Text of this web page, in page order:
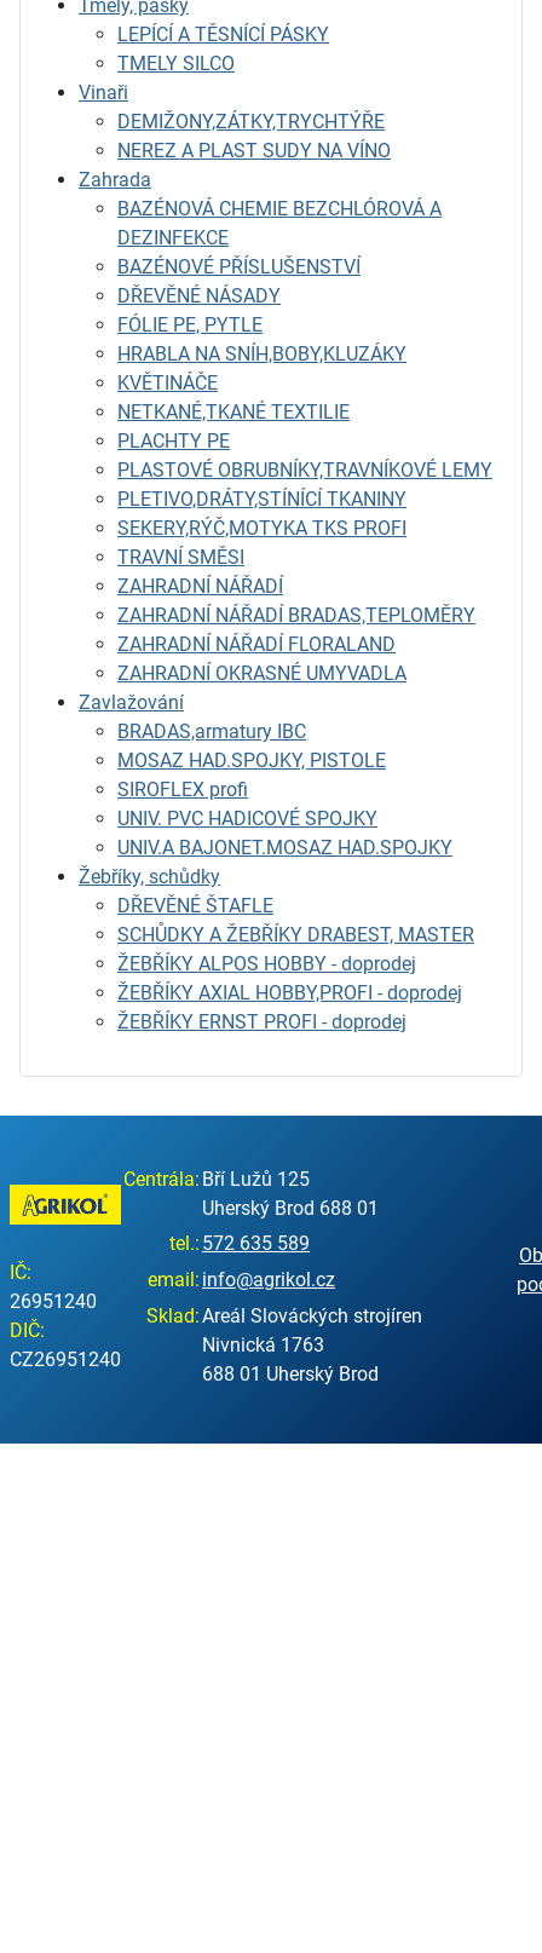
Tmely, pásky
LEPÍCÍ A TĚSNÍCÍ PÁSKY
TMELY SILCO
Vinaři
DEMIŽONY,ZÁTKY,TRYCHTÝŘE
NEREZ A PLAST SUDY NA VÍNO
Zahrada
BAZÉNOVÁ CHEMIE BEZCHLÓROVÁ A
DEZINFEKCE
BAZÉNOVÉ PŘÍSLUŠENSTVÍ
DŘEVĚNÉ NÁSADY
FÓLIE PE, PYTLE
HRABLA NA SNÍH,BOBY,KLUZÁKY
KVĚTINÁČE
NETKANÉ,TKANÉ TEXTILIE
PLACHTY PE
PLASTOVÉ OBRUBNÍKY,TRAVNÍKOVÉ LEMY
PLETIVO,DRÁTY,STÍNÍCÍ TKANINY
SEKERY,RÝČ,MOTYKA TKS PROFI
TRAVNÍ SMĚSI
ZAHRADNÍ NÁŘADÍ
ZAHRADNÍ NÁŘADÍ BRADAS,TEPLOMĚRY
ZAHRADNÍ NÁŘADÍ FLORALAND
ZAHRADNÍ OKRASNÉ UMYVADLA
Zavlažování
BRADAS,armatury IBC
MOSAZ HAD.SPOJKY, PISTOLE
SIROFLEX profi
UNIV. PVC HADICOVÉ SPOJKY
UNIV.A BAJONET.MOSAZ HAD.SPOJKY
Žebříky, schůdky
DŘEVĚNÉ ŠTAFLE
SCHŮDKY A ŽEBŘÍKY DRABEST, MASTER
ŽEBŘÍKY ALPOS HOBBY - doprodej
ŽEBŘÍKY AXIAL HOBBY,PROFI - doprodej
ŽEBŘÍKY ERNST PROFI - doprodej
IČ:
26951240
DIČ:
CZ26951240
Centrála: Bří Lužů 125
Uherský Brod 688 01
tel.: 572 635 589
email: info@agrikol.cz
Sklad:Areál Slováckých strojíren
Nivnická 1763
688 01 Uherský Brod